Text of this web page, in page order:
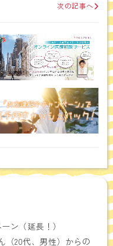
次の記事へ
ン（延長！）
（20代、男性）からの